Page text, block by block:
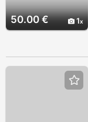
50.00 € 1